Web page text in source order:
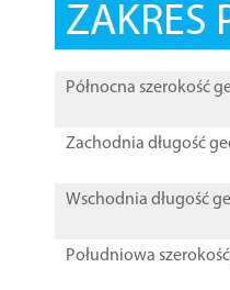
ZAKRES
Północna szerokość
Zachodnia długość
Wschodnia długość
Południowa